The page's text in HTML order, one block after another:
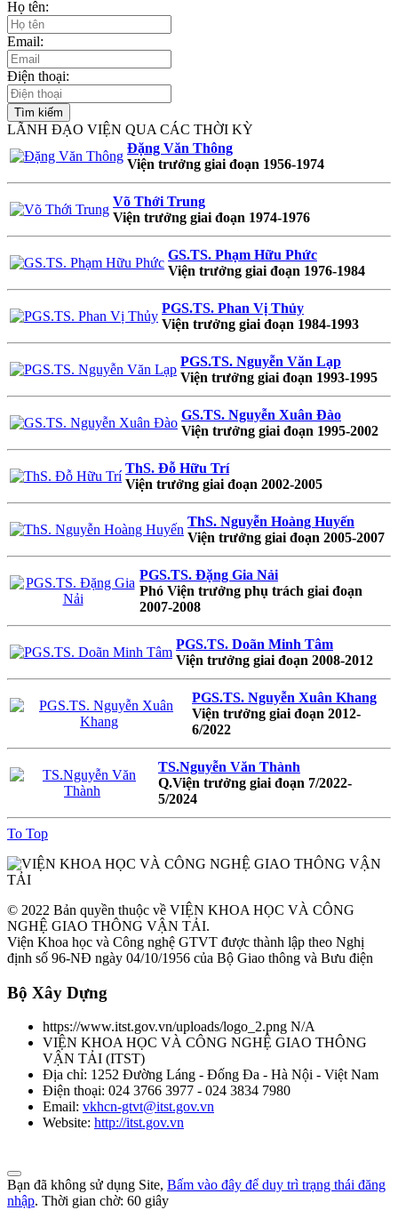
Họ tên:
Email:
Điện thoại:
LÃNH ĐẠO VIỆN QUA CÁC THỜI KỲ
Đặng Văn Thông
Viện trưởng giai đoạn 1956-1974
Võ Thới Trung
Viện trưởng giai đoạn 1974-1976
GS.TS. Phạm Hữu Phức
Viện trưởng giai đoạn 1976-1984
PGS.TS. Phan Vị Thủy
Viện trưởng giai đoạn 1984-1993
PGS.TS. Nguyễn Văn Lạp
Viện trưởng giai đoạn 1993-1995
GS.TS. Nguyễn Xuân Đào
Viện trưởng giai đoạn 1995-2002
ThS. Đỗ Hữu Trí
Viện trưởng giai đoạn 2002-2005
ThS. Nguyễn Hoàng Huyến
Viện trưởng giai đoạn 2005-2007
PGS.TS. Đặng Gia Nải
Phó Viện trưởng phụ trách giai đoạn
2007-2008
PGS.TS. Doãn Minh Tâm
Viện trưởng giai đoạn 2008-2012
PGS.TS. Nguyễn Xuân Khang
Viện trưởng giai đoạn 2012-
6/2022
TS.Nguyễn Văn Thành
Q.Viện trưởng giai đoạn 7/2022-
5/2024
To Top
© 2022 Bản quyền thuộc về VIỆN KHOA HỌC VÀ CÔNG
NGHỆ GIAO THÔNG VẬN TẢI.
Viện Khoa học và Công nghệ GTVT được thành lập theo Nghị
định số 96-NĐ ngày 04/10/1956 của Bộ Giao thông và Bưu điện
Bộ Xây Dựng
https://www.itst.gov.vn/uploads/logo_2.png N/A
VIỆN KHOA HỌC VÀ CÔNG NGHỆ GIAO THÔNG
VẬN TẢI (ITST)
Địa chỉ: 1252 Đường Láng - Đống Đa - Hà Nội - Việt Nam
Điện thoại: 024 3766 3977 - 024 3834 7980
Email: vkhcn-gtvt@itst.gov.vn
Website: http://itst.gov.vn
Bạn đã không sử dụng Site, Bấm vào đây để duy trì trạng thái đăng
nhập. Thời gian chờ: 60 giây